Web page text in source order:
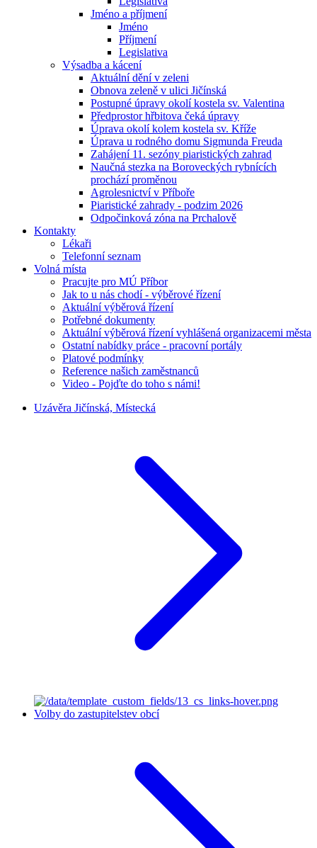
Jméno a příjmení
Jméno
Příjmení
Legislativa
Výsadba a kácení
Aktuální dění v zeleni
Obnova zeleně v ulici Jičínská
Postupné úpravy okolí kostela sv. Valentina
Předprostor hřbitova čeká úpravy
Úprava okolí kolem kostela sv. Kříže
Úprava u rodného domu Sigmunda Freuda
Zahájení 11. sezóny piaristických zahrad
Naučná stezka na Boroveckých rybnících
prochází proměnou
Agrolesnictví v Příboře
Piaristické zahrady - podzim 2026
Odpočinková zóna na Prchalově
Kontakty
Lékaři
Telefonní seznam
Volná místa
Pracujte pro MÚ Příbor
Jak to u nás chodí - výběrové řízení
Aktuální výběrová řízení
Potřebné dokumenty
Aktuální výběrová řízení vyhlášená organizacemi města
Ostatní nabídky práce - pracovní portály
Platové podmínky
Reference našich zaměstnanců
Video - Pojďte do toho s námi!
Uzávěra Jičínská, Místecká
Volby do zastupitelstev obcí